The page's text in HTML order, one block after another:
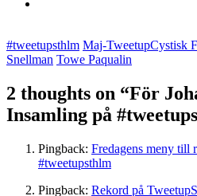
#tweetupsthlm Maj-TweetupCystisk
Snellman Towe Paqualin
2 thoughts on “För
Insamling på
Pingback: Fredagens meny till
#tweetupsthlm
Pingback: Rekord på